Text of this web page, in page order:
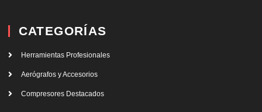
CATEGORÍAS
Herramientas Profesionales
Aerógrafos y Accesorios
Compresores Destacados